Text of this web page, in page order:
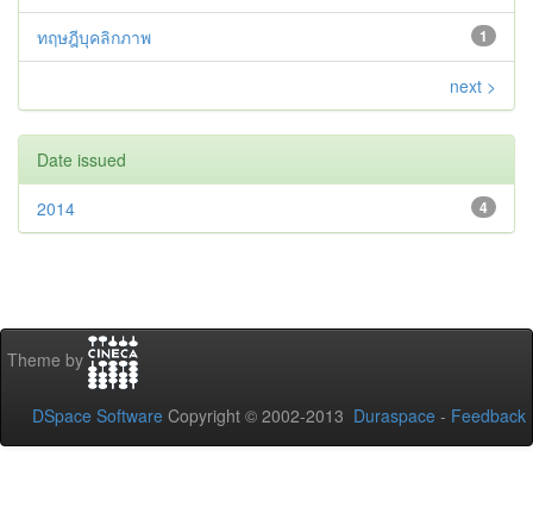
1
ทฤษฎีบุคลิกภาพ
next >
Date issued
4
2014
Theme by
DSpace Software Copyright © 2002-2013 Duraspace - Feedback